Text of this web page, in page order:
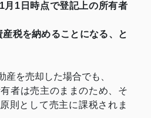
月1日時点で登記上の所有者
税を納めることになる、と
産を売却した場合でも、
者は売主のままのため、そ
則として売主に課税されま